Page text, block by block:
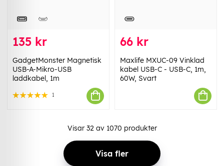
135 kr
GadgetMonster Magnetisk
USB-A-Mikro-USB
laddkabel, 1m
1
66 kr
Maxlife MXUC-09 Vinklad
kabel USB-C - USB-C, 1m,
60W, Svart
Visar 32av 1070 produkter
Visa fler